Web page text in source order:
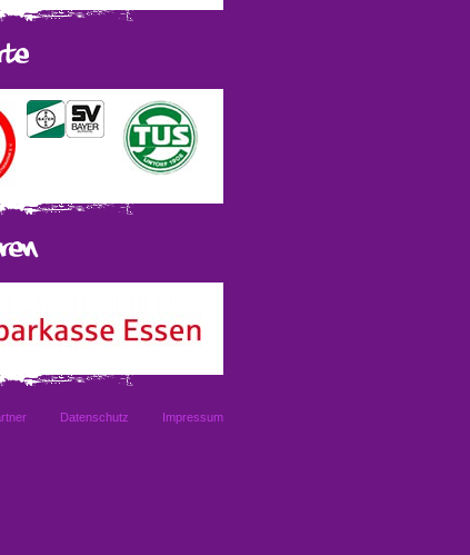
Datenschutz Impressum